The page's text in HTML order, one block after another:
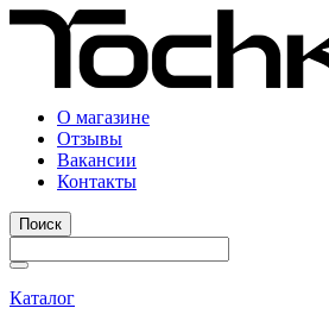
О магазине
Отзывы
Вакансии
Контакты
Поиск
Каталог